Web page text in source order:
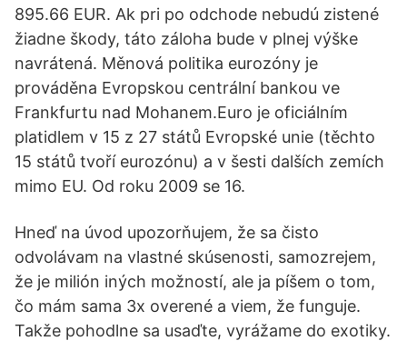
895.66 EUR. Ak pri po odchode nebudú zistené
žiadne škody, táto záloha bude v plnej výške
navrátená. Měnová politika eurozóny je
prováděna Evropskou centrální bankou ve
Frankfurtu nad Mohanem.Euro je oficiálním
platidlem v 15 z 27 států Evropské unie (těchto
15 států tvoří eurozónu) a v šesti dalších zemích
mimo EU. Od roku 2009 se 16.
Hneď na úvod upozorňujem, že sa čisto
odvolávam na vlastné skúsenosti, samozrejem,
že je milión iných možností, ale ja píšem o tom,
čo mám sama 3x overené a viem, že funguje.
Takže pohodlne sa usaďte, vyrážame do exotiky.